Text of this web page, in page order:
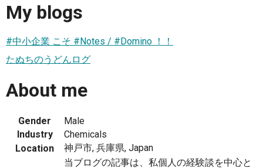
My blogs
#中小企業 こそ #Notes / #Domino ！！
たぬちのうどんログ
About me
Gender
Male
Industry
Chemicals
Location
神戸市, 兵庫県, Japan
当ブログの記事は、私個人の経験談を中心と